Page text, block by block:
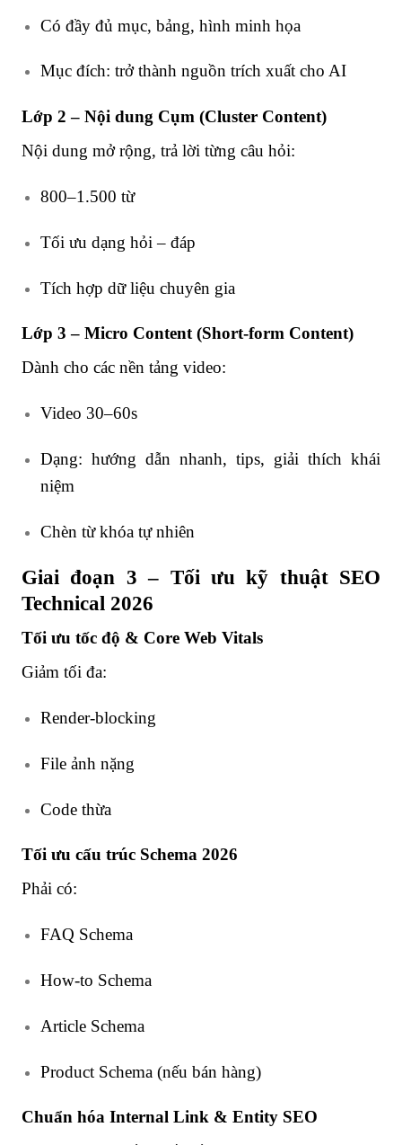
Có đầy đủ mục, bảng, hình minh họa
Mục đích: trở thành nguồn trích xuất cho AI
Lớp 2 – Nội dung Cụm (Cluster Content)
Nội dung mở rộng, trả lời từng câu hỏi:
800–1.500 từ
Tối ưu dạng hỏi – đáp
Tích hợp dữ liệu chuyên gia
Lớp 3 – Micro Content (Short-form Content)
Dành cho các nền tảng video:
Video 30–60s
Dạng: hướng dẫn nhanh, tips, giải thích khái
niệm
Chèn từ khóa tự nhiên
Giai đoạn 3 – Tối ưu kỹ thuật SEO
Technical 2026
Tối ưu tốc độ & Core Web Vitals
Giảm tối đa:
Render-blocking
File ảnh nặng
Code thừa
Tối ưu cấu trúc Schema 2026
Phải có:
FAQ Schema
How-to Schema
Article Schema
Product Schema (nếu bán hàng)
Chuẩn hóa Internal Link & Entity SEO